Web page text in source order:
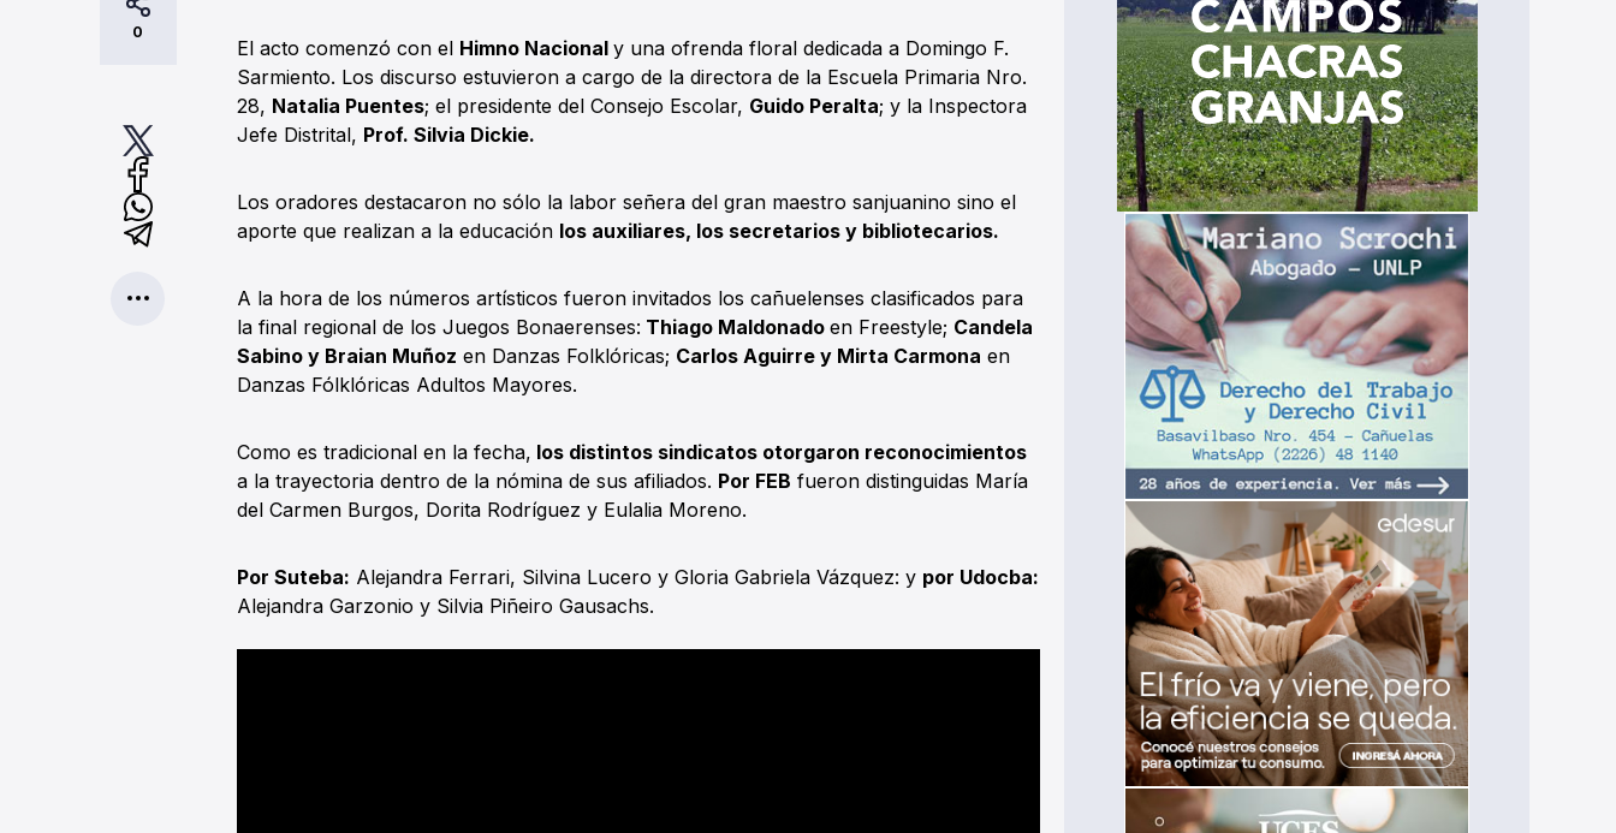
0
El acto comenzó con el Himno Nacional y una ofrenda floral dedicada a Domingo F.
Sarmiento. Los discurso estuvieron a cargo de la directora de la Escuela Primaria Nro.
28, Natalia Puentes; el presidente del Consejo Escolar, Guido Peralta; y la Inspectora
Jefe Distrital, Prof. Silvia Dickie.
Los oradores destacaron no sólo la labor señera del gran maestro sanjuanino sino el
aporte que realizan a la educación los auxiliares, los secretarios y bibliotecarios.
A la hora de los números artísticos fueron invitados los cañuelenses clasificados para
la final regional de los Juegos Bonaerenses: Thiago Maldonado en Freestyle; Candela
Sabino y Braian Muñoz en Danzas Folklóricas; Carlos Aguirre y Mirta Carmona en
Danzas Fólklóricas Adultos Mayores.
Como es tradicional en la fecha, los distintos sindicatos otorgaron reconocimientos
a la trayectoria dentro de la nómina de sus afiliados. Por FEB fueron distinguidas María
del Carmen Burgos, Dorita Rodríguez y Eulalia Moreno.
Por Suteba: Alejandra Ferrari, Silvina Lucero y Gloria Gabriela Vázquez: y por Udocba:
Alejandra Garzonio y Silvia Piñeiro Gausachs.